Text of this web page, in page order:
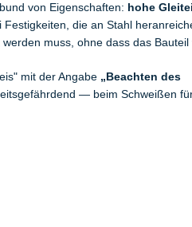
von Eigenschaften: hohe
die an Stahl
muss, ohne dass das Bauteil
mit der Angabe „Beachten des
— beim Schweißen